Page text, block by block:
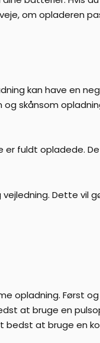
om opladeren
kan have en
skånsom
er fuldt opladede.
Dette vil
opladning. Først
at bruge en
bedst at bruge en